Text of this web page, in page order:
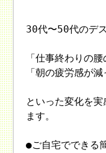
30代〜50代のデ
「仕事終わりの
「朝の疲労感が減
といった変化を
ます。
●ご自宅でできる